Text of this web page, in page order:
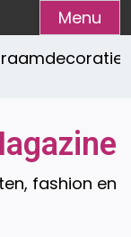
Menu
fashion en